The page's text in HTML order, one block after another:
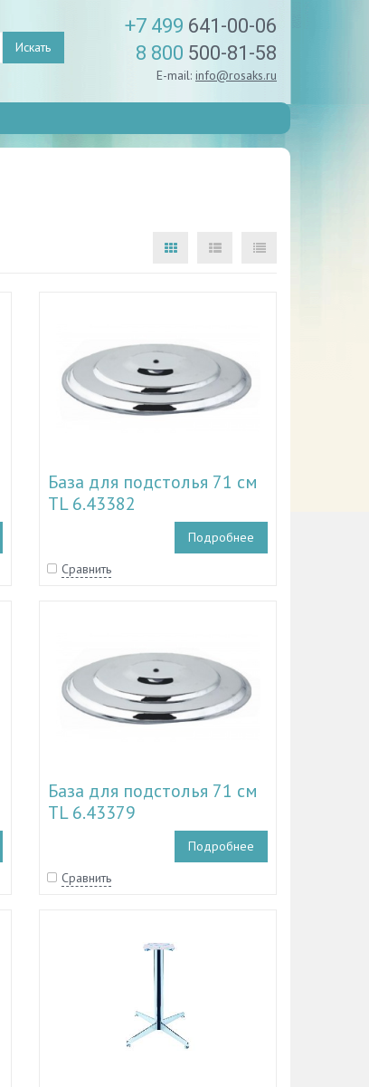
Искать
+7 499 641-00-06
8 800 500-81-58
E-mail: info@rosaks.ru
База для подстолья 71 см
TL 6.43382
Подробнее
Сравнить
База для подстолья 71 см
TL 6.43379
Подробнее
Сравнить